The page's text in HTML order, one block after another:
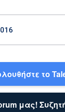
το
μας!